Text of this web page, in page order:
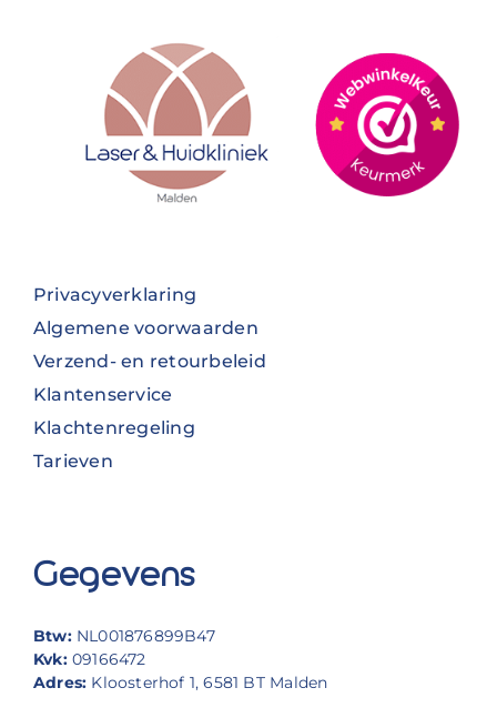
Privacyverklaring
Algemene voorwaarden
Verzend- en retourbeleid
Klantenservice
Klachtenregeling
Tarieven
Gegevens
Btw: NL001876899B47
Kvk:09166472
Adres: Kloosterhof 1, 6581 BT Malden